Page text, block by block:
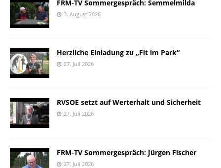
FRM-TV Sommergespräch: Semmelmilda
3. August 2026
Herzliche Einladung zu „Fit im Park“
27. Juli 2026
RVSOE setzt auf Werterhalt und Sicherheit
27. Juli 2026
FRM-TV Sommergespräch: Jürgen Fischer
27. Juli 2026